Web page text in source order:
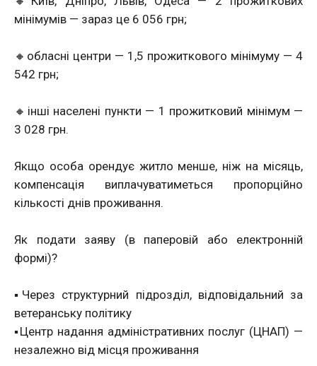
мінімумів — зараз це 6 056 грн;
🔸обласні центри — 1,5 прожиткового мінімуму — 4
542 грн;
🔸інші населені пункти — 1 прожитковий мінімум —
3 028 грн.
Якщо особа орендує житло менше, ніж на місяць,
компенсація виплачуватиметься пропорційно
кількості днів проживання.
Як подати заяву (в паперовій або електронній
формі)?
▪️Через структурний підрозділ, відповідальний за
ветеранську політику
▪️Центр надання адміністративних послуг (ЦНАП) —
незалежно від місця проживання